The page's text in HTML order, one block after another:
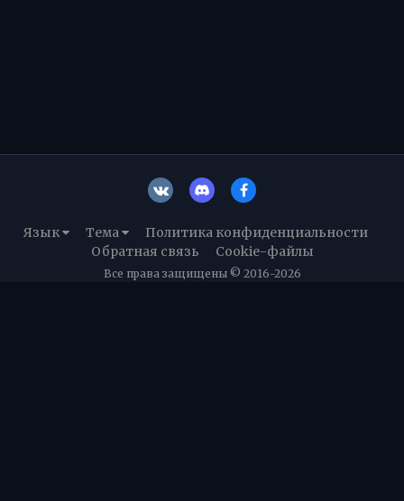
Язык Тема
Политика конфиденциальности
Обратная связь
Cookie-файлы
Все права защищены © 2016-2026